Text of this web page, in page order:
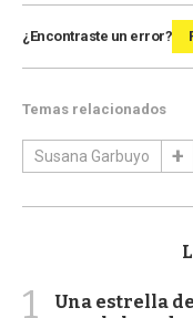
¿Encontraste un error?
Temas relacionados
Susana Garbuyo
1
Una estrella